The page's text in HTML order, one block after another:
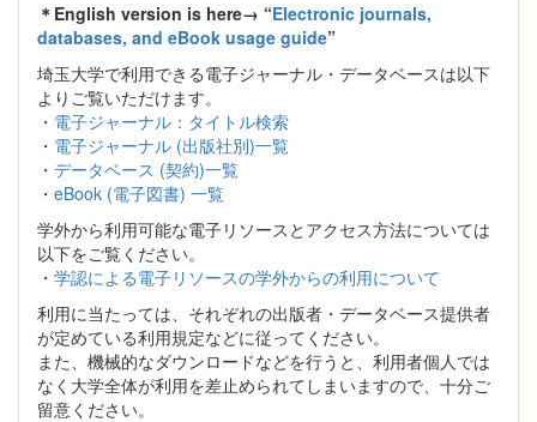
＊English version is here→ “Electronic journals,
databases, and eBook usage guide”
埼玉大学で利用できる電子ジャーナル・データベースは以下
よりご覧いただけます。
・ 電子ジャーナル：タイトル検索
・ 電子ジャーナル (出版社別)一覧
・ データベース (契約)一覧
・ eBook (電子図書) 一覧
学外から利用可能な電子リソースとアクセス方法については
以下をご覧ください。
・ 学認による電子リソースの学外からの利用について
利用に当たっては、それぞれの出版者・データベース提供者
が定めている利用規定などに従ってください。
また、機械的なダウンロードなどを行うと、利用者個人では
なく大学全体が利用を差止められてしまいますので、十分ご
留意ください。